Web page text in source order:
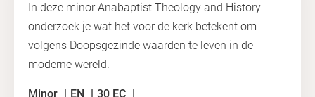
In deze minor Anabaptist Theology and History
onderzoek je wat het voor de kerk betekent om
volgens Doopsgezinde waarden te leven in de
moderne wereld.
Minor EN
30 EC